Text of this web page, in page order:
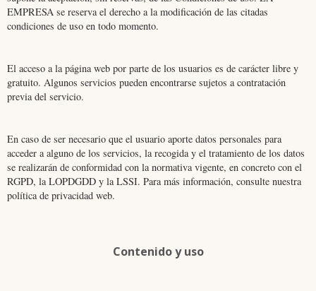
EMPRESA se reserva el derecho a la modificación de las citadas
condiciones de uso en todo momento.
El acceso a la página web por parte de los usuarios es de carácter libre y
gratuito. Algunos servicios pueden encontrarse sujetos a contratación
previa del servicio.
En caso de ser necesario que el usuario aporte datos personales para
acceder a alguno de los servicios, la recogida y el tratamiento de los datos
se realizarán de conformidad con la normativa vigente, en concreto con el
RGPD, la LOPDGDD y la LSSI. Para más información, consulte nuestra
política de privacidad web.
Contenido y uso